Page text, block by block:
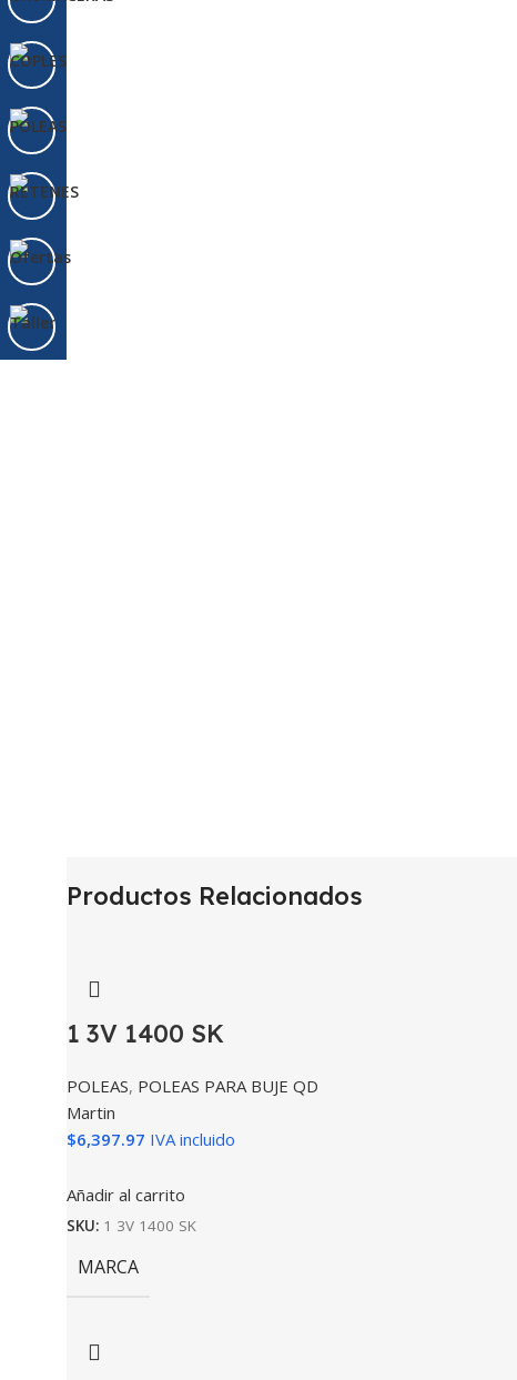
Productos Relacionados
1 3V 1400 SK
POLEAS, POLEAS PARA BUJE QD
Martin
$6,397.97 IVA incluido
Añadir al carrito
SKU: 1 3V 1400 SK
MARCA